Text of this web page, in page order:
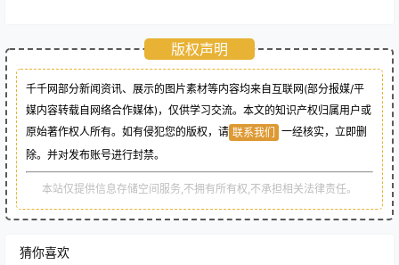
版权声明
千千网部分新闻资讯、展示的图片素材等内容均来自互联网(部分报媒/平
媒内容转载自网络合作媒体)，仅供学习交流。本文的知识产权归属用户或
原始著作权人所有。如有侵犯您的版权，请 联系我们
一经核实，立即删
除。并对发布账号进行封禁。
本站仅提供信息存储空间服务,不拥有所有权,不承担相关法律责任。
猜你喜欢